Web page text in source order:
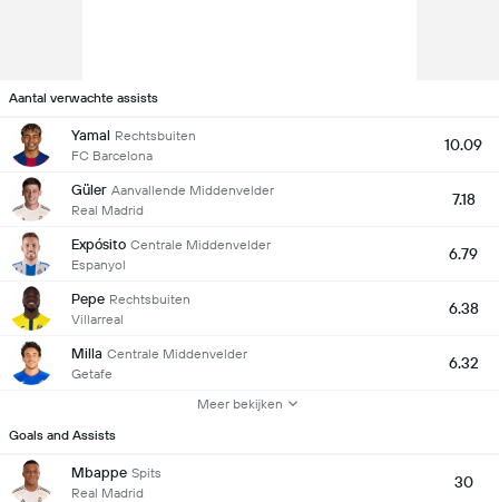
Aantal verwachte assists
Yamal Rechtsbuiten
FC Barcelona
10.09
Güler Aanvallende Middenvelder
Real Madrid
7.18
Expósito Centrale Middenvelder
Espanyol
6.79
Pepe Rechtsbuiten
Villarreal
6.38
Milla Centrale Middenvelder
Getafe
6.32
Meer bekijken
Goals and Assists
Mbappe Spits
Real Madrid
30